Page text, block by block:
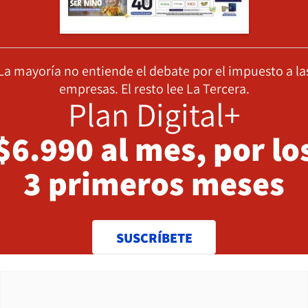
mayoría no entiende el debate por el impuesto a
empresas. El resto lee La Tercera.
Plan Digital+
al mes, por
3 primeros meses
SUSCRÍBETE